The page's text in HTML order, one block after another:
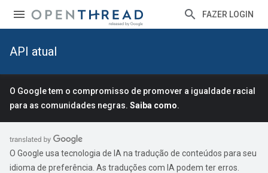
FAZER LOGIN
API atual
O Google tem o compromisso de promover a igualdade racial
para as comunidades negras. Saiba como.
O Google usa tecnologia de IA na tradução de conteúdos para seu
idioma de preferência. As traduções com IA podem ter erros.